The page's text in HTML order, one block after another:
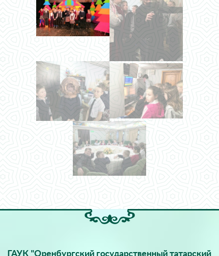
ГАУК "Оренбургский государственный татарский